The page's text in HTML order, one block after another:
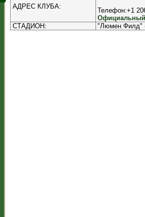
АДРЕС КЛУБА:
Телефон:+1
Официальный
СТАДИОН:
"Люмен Филд" -